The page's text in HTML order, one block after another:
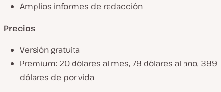
Amplios informes de redacción
Precios
Versión gratuita
Premium: 20 dólares al mes, 79 dólares al año, 399
dólares de por vida